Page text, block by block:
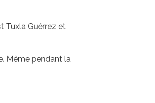
Tuxla Guérrez et
Même pendant la